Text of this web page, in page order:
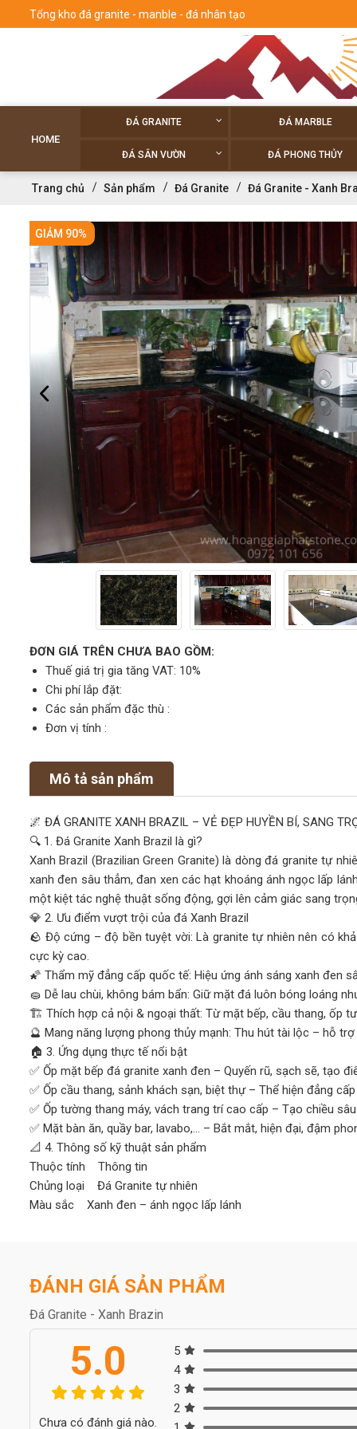
Tổng kho đá granite - manble - đá nhân tạo
HOME
ĐÁ GRANITE ĐÁ MARBLE
ĐÁ SÂN VƯỜN ĐÁ PHONG THỦY
Trang chủ Sản phẩm Đá Granite Đá Granite - Xanh
GIẢM 90%
ĐƠN GIÁ TRÊN CHƯA BAO GỒM:
Thuế giá trị gia tăng VAT: 10%
Chi phí lắp đặt:
Các sản phẩm đặc thù :
Đơn vị tính :
Mô tả sản phẩm
🌌 ĐÁ GRANITE XANH BRAZIL – VẺ ĐẸP HUYỀN BÍ, SANG
🔍 1. Đá Granite Xanh Brazil là gì?
Xanh Brazil (Brazilian Green Granite) là dòng đá granite tự
xanh đen sâu thẳm, đan xen các hạt khoáng ánh ngọc lấp
một kiệt tác nghệ thuật sống động, gợi lên cảm giác sang
💎 2. Ưu điểm vượt trội của đá Xanh Brazil
🪨 Độ cứng – độ bền tuyệt vời: Là granite tự nhiên nên có
cực kỳ cao.
🌠 Thẩm mỹ đẳng cấp quốc tế: Hiệu ứng ánh sáng xanh đen
🧽 Dễ lau chùi, không bám bẩn: Giữ mặt đá luôn bóng loáng
🏗️ Thích hợp cả nội & ngoại thất: Từ mặt bếp, cầu thang, ốp
🔮 Mang năng lượng phong thủy mạnh: Thu hút tài lộc – hỗ
🏠 3. Ứng dụng thực tế nổi bật
✅ Ốp mặt bếp đá granite xanh đen – Quyến rũ, sạch sẽ, tạo
✅ Ốp cầu thang, sảnh khách sạn, biệt thự – Thể hiện đẳng
✅ Ốp tường thang máy, vách trang trí cao cấp – Tạo chiều
✅ Mặt bàn ăn, quầy bar, lavabo,... – Bắt mắt, hiện đại, đậm
📐 4. Thông số kỹ thuật sản phẩm
Thuộc tính Thông tin
Chủng loại Đá Granite tự nhiên
Màu sắc Xanh đen – ánh ngọc lấp lánh
Kích thước Cắt theo yêu cầu
✅ Đá nhập khẩu chính hãng – giá xưởng cạnh tranh
✅ Giao hàng toàn quốc – Đúng tiến độ, đủ số lượng
✅ Tư vấn tận tâm – Miễn phí mẫu – Báo giá trong 5 phút
✅ Bảo hành chất lượng – Hậu mãi lâu dài
💬 “Đừng chỉ mua đá – hãy đầu tư cho không gian sống của
ĐÁNH GIÁ SẢN PHẨM
Đá Granite - Xanh Brazin
5.0
Chưa có đánh giá nào.
5
4
3
2